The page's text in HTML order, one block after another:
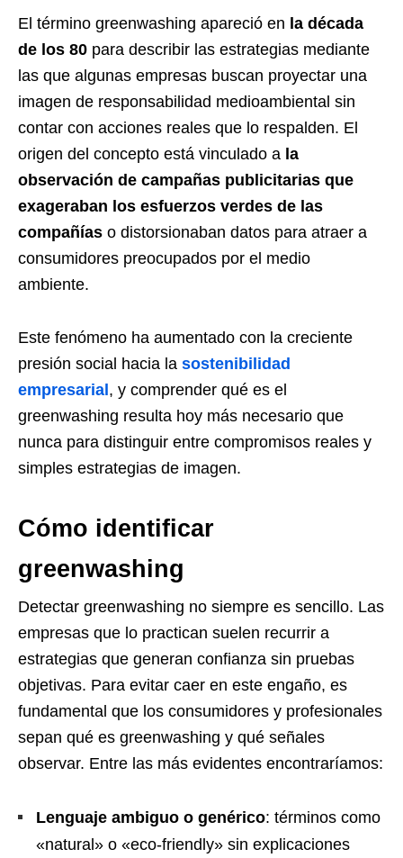
El término greenwashing apareció en la década
de los 80 para describir las estrategias mediante
las que algunas empresas buscan proyectar una
imagen de responsabilidad medioambiental sin
contar con acciones reales que lo respalden. El
origen del concepto está vinculado a la
observación de campañas publicitarias que
exageraban los esfuerzos verdes de las
compañías o distorsionaban datos para atraer a
consumidores preocupados por el medio
ambiente.
Este fenómeno ha aumentado con la creciente
presión social hacia la sostenibilidad
empresarial, y comprender qué es el
greenwashing resulta hoy más necesario que
nunca para distinguir entre compromisos reales y
simples estrategias de imagen.
Cómo identificar
greenwashing
Detectar greenwashing no siempre es sencillo. Las
empresas que lo practican suelen recurrir a
estrategias que generan confianza sin pruebas
objetivas. Para evitar caer en este engaño, es
fundamental que los consumidores y profesionales
sepan qué es greenwashing y qué señales
observar. Entre las más evidentes encontraríamos:
Lenguaje ambiguo o genérico: términos como
«natural» o «eco-friendly» sin explicaciones